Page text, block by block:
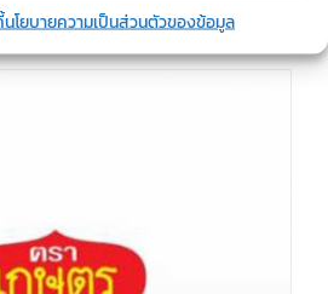
นโยบายความเป็นส่วนตัวของข้อมูล
Details